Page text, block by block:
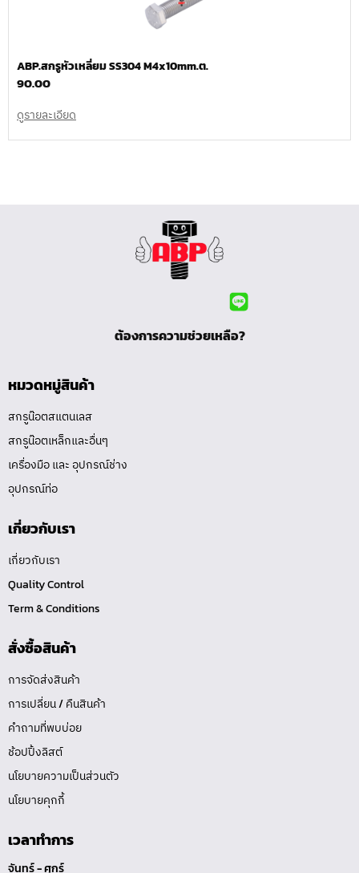
ABP.สกรูหัวเหลี่ยม SS304 M4x10mm.ต.
90.00
ดูรายละเอียด
ต้องการความช่วยเหลือ?
หมวดหมู่สินค้า
สกรูน๊อตสแตนเลส
สกรูน๊อตเหล็กและอื่นๆ
เครื่องมือ และ อุปกรณ์ช่าง
อุปกรณ์ท่อ
เกี่ยวกับเรา
เกี่ยวกับเรา
Quality Control
Term & Conditions
สั่งซื้อสินค้า
การจัดส่งสินค้า
การเปลี่ยน / คืนสินค้า
คำถามที่พบบ่อย
ช้อปปิ้งลิสต์
นโยบายความเป็นส่วนตัว
นโยบายคุกกี้
เวลาทำการ
จันทร์ - ศุกร์